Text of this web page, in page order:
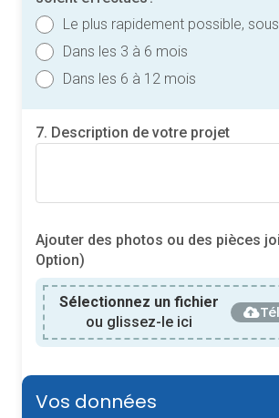
Le plus rapidement possible,
Dans les 3 à 6 mois
Dans les 6 à 12 mois
7. Description de votre projet
Ajouter des photos ou des pièces
Option)
Sélectionnez un fichier
ou glissez-le ici
Vos données